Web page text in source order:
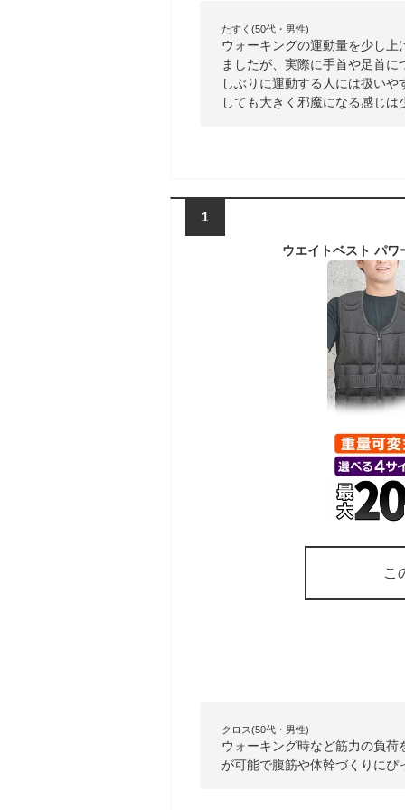
たすく(50代・男性)
ウォーキングの運動量を少し
ましたが、実際に手首や足首
しぶりに運動する人には扱い
しても大きく邪魔になる感じは
1
こ
クロス(50代・男性)
ウォーキング時など筋力の負
が可能で腹筋や体幹づくりにぴ